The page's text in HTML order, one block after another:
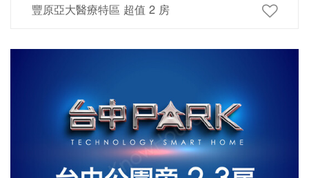
豐原亞大醫療特區 超值 2 房